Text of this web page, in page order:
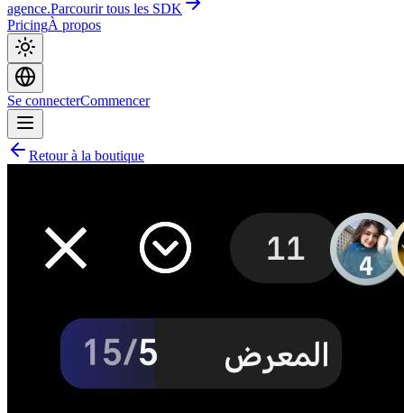
agence.Parcourir tous les SDK
PricingÀ propos
Se connecterCommencer
Retour à la boutique